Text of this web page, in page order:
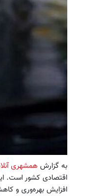
به گزارش همشهری
اقتصادی کشور است.
افزایش بهره‌وری و
آنلاین‌شاپت رو زیاد کن،
درآمد بیشتر